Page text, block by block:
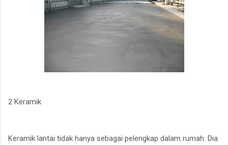
2 Keramik
Keramik lantai tidak hanya sebagai pelengkap dalam rumah. Dia